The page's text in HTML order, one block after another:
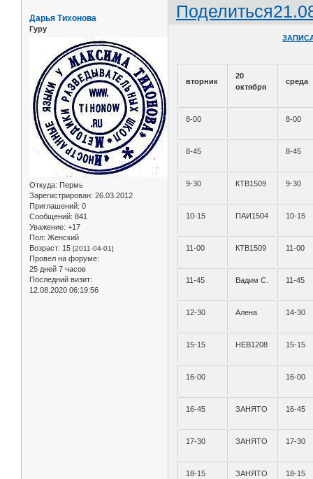
Поделиться
Дарья Тихонова
Гуру
Откуда: Пермь
Зарегистрирован: 26.03.2012
Приглашений: 0
Сообщений: 841
Уважение: +17
Пол: Женский
Возраст: 15 [2011-04-01]
Провел на форуме:
25 дней 7 часов
Последний визит:
12.08.2020 06:19:56
вторник
20
октября
среда
8-00 8-00
8-45 8-45
9-30 КТВ1509 9-30
10-15 ПАИ1504 10-15
11-00 КТВ1509 11-00
11-45 Вадим С. 11-45
12-30 Алена 14-30
15-15 НЕВ1208 15-15
16-00 16-00
16-45 ЗАНЯТО 16-45
17-30 ЗАНЯТО 17-30
18-15 ЗАНЯТО 18-15